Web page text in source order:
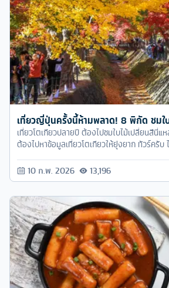
เที่ยวญี่ปุ่นครั้งนี้ห้ามพลาด! 8 พิกัด ชมใ
เที่ยวโตเกียวปลายปี ต้องไปชมใบไม้เปลี่ยนสีนี่แ
ต้องไปหาข้อมูลเที่ยวโตเกียวให้ยุ่งยาก ทัวร์ครั
10 ก.พ. 2026 13,196